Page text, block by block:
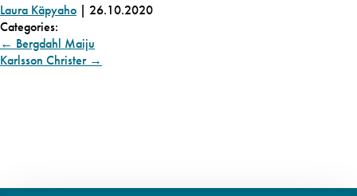
Laura Käpyaho | 26.10.2020
Categories:
← Bergdahl Maiju
Karlsson Christer →